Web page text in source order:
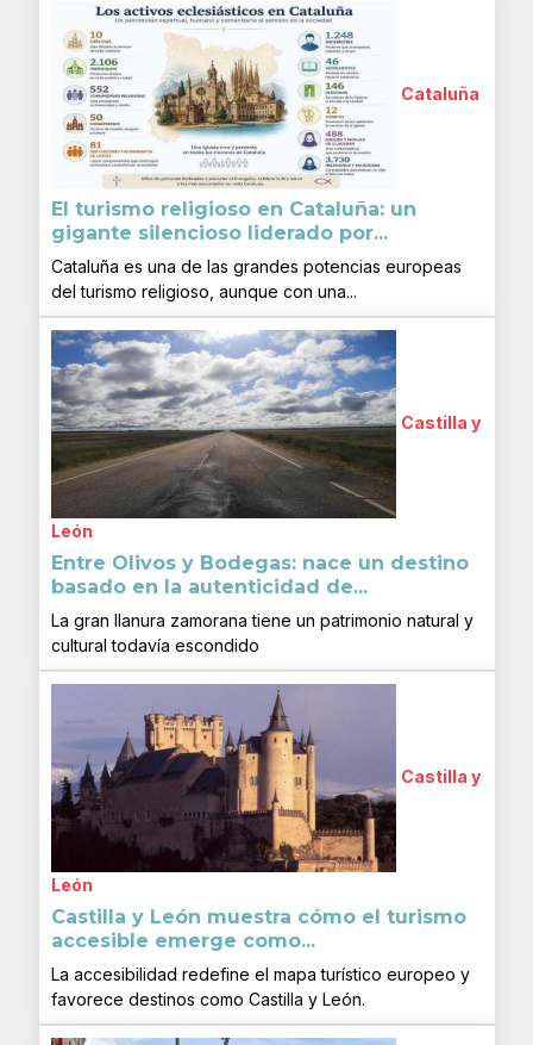
Cataluña
El turismo religioso en Cataluña: un
gigante silencioso liderado por...
Cataluña es una de las grandes potencias europeas
del turismo religioso, aunque con una...
Castilla y
León
Entre Olivos y Bodegas: nace un destino
basado en la autenticidad de...
La gran llanura zamorana tiene un patrimonio natural y
cultural todavía escondido
Castilla y
León
Castilla y León muestra cómo el turismo
accesible emerge como...
La accesibilidad redefine el mapa turístico europeo y
favorece destinos como Castilla y León.